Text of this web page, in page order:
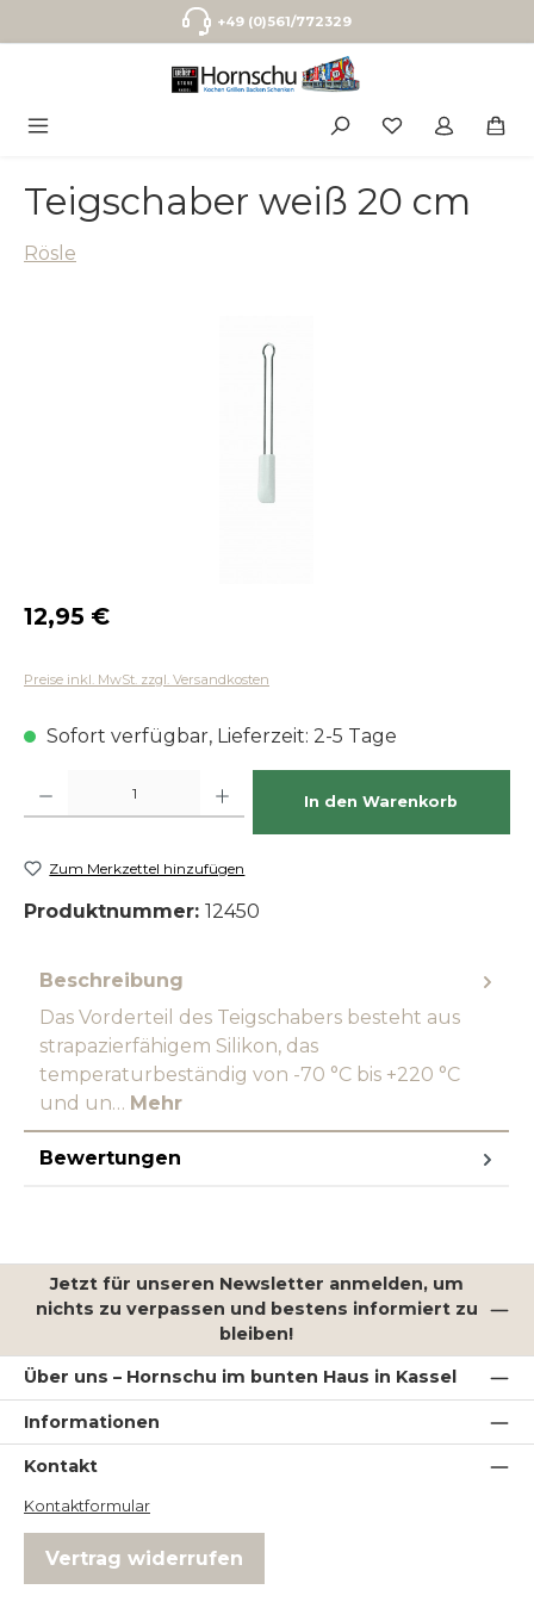
Zum Hauptinhalt springen+49 (0)561/772329
Teigschaber weiß 20 cm
Rösle
Regulärer Preis:
12,95 €
Preise inkl. MwSt. zzgl. Versandkosten
Sofort verfügbar, Lieferzeit: 2-5 Tage
In den Warenkorb
Zum Merkzettel hinzufügen
Produktnummer: 12450
Beschreibung
Das Vorderteil des Teigschabers besteht aus
strapazierfähigem Silikon, das
temperaturbeständig von -70 °C bis +220 °C
und un… Mehr
Bewertungen
Jetzt für unseren Newsletter anmelden, um
nichts zu verpassen und bestens informiert zu
bleiben!
Über uns – Hornschu im bunten Haus in Kassel
Informationen
Kontakt
Kontaktformular
Vertrag widerrufen